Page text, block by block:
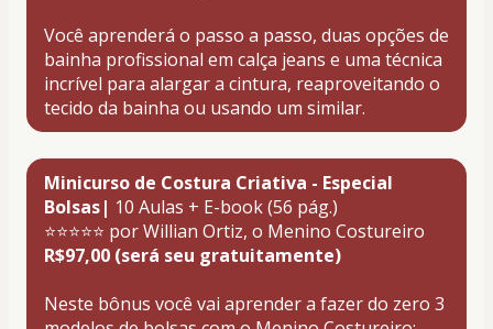
Você aprenderá o passo a passo, duas opções de
bainha profissional em calça jeans e uma técnica
incrível para alargar a cintura, reaproveitando o
tecido da bainha ou usando um similar.
Minicurso de Costura Criativa - Especial
Bolsas| 10 Aulas + E-book (56 pág.)
⭐⭐⭐⭐⭐ por Willian Ortiz, o Menino Costureiro
R$97,00 (será seu gratuitamente)
Neste bônus você vai aprender a fazer do zero 3